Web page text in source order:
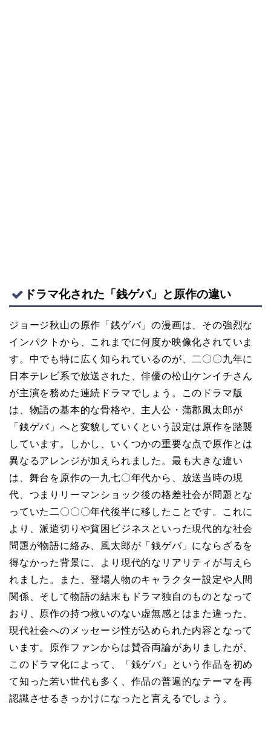
ドラマ化された「銭ゲバ」と原作の違い
ジョージ秋山の原作「銭ゲバ」の漫画は、その強烈な
インパクトから、これまでに何度か映像化されていま
す。中でも特に広く知られているのが、二〇〇九年に
日本テレビ系で放送された、俳優の松山ケンイチさん
が主演を務めた連続ドラマでしょう。このドラマ版
は、物語の基本的な骨格や、主人公・蒲郡風太郎が
「銭ゲバ」へと変貌していくという設定は原作を踏襲
しています。しかし、いくつかの重要な点で原作とは
異なるアレンジが加えられました。最も大きな違い
は、舞台を原作の一九七〇年代から、放送当時の現
代、つまりリーマンショック後の格差社会が問題とな
っていた二〇〇〇年代後半に移したことです。これに
より、派遣切りや貧困ビジネスといった現代的な社会
問題が物語に絡み、風太郎が「銭ゲバ」にならざるを
得なかった背景に、より現代的なリアリティが与えら
れました。また、登場人物のキャラクター設定や人間
関係、そして物語の結末もドラマ独自のものとなって
おり、原作の持つ救いのない虚無感とはまた違った、
現代社会へのメッセージ性が込められた内容となって
います。原作ファンからは賛否両論がありましたが、
このドラマ化によって、「銭ゲバ」という作品を初め
て知った若い世代も多く、作品の普遍的なテーマを再
認識させるきっかけになったと言えるでしょう。